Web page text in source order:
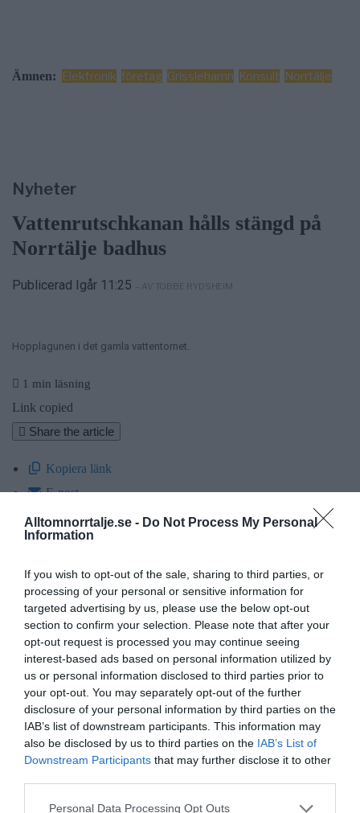
Alltomnorrtalje.se - Do Not Process My Personal
Information
If you wish to opt-out of the sale, sharing to third parties, or
processing of your personal or sensitive information for
targeted advertising by us, please use the below opt-out
section to confirm your selection. Please note that after your
opt-out request is processed you may continue seeing
interest-based ads based on personal information utilized by
us or personal information disclosed to third parties prior to
your opt-out. You may separately opt-out of the further
disclosure of your personal information by third parties on the
IAB’s list of downstream participants. This information may
also be disclosed by us to third parties on the IAB’s List of
Downstream Participants that may further disclose it to other
Personal Data Processing Opt Outs
Ämnen: Elektronik företag Grisslehamn Konsult Norrtälje
Nyheter
Vattenrutschkanan hålls stängd på
Norrtälje badhus
Publicerad Igår 11:25 – AV TOBBE RYDSHEIM
Hopplagunen i det gamla vattentornet.
1 min läsning
Link copied
Share the article
Kopiera länk
E-post
Facebook
LinkedIn
Twitter
Tobbe Rydsheim
tobbe@alltomnorrtalje.se
ANNONS
Lyssna
Besökare på Norrtälje badhus får tills vidare klara sig utan
vattenrutschkanan och hopplagunen. Båda attraktionerna